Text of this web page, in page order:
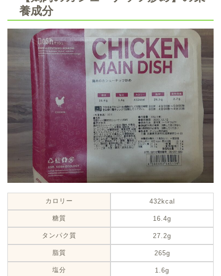
養成分
カロリー 432kcal
糖質 16.4g
タンパク質 27.2g
脂質 265g
塩分 1.6g